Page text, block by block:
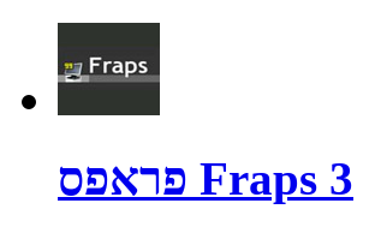
פראפס Fraps 3